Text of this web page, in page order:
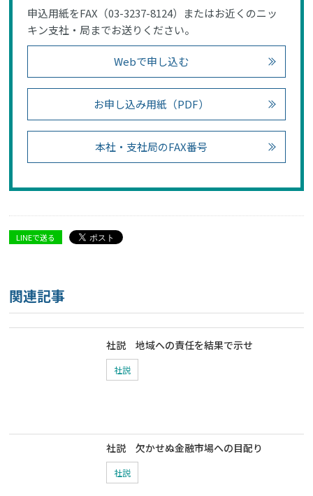
申込用紙をFAX（03-3237-8124）またはお近くのニッ
キン支社・局までお送りください。
Webで申し込む
お申し込み用紙（PDF）
本社・支社局のFAX番号
LINEで送る
関連記事
社説 地域への責任を結果で示せ
社説
社説 欠かせぬ金融市場への目配り
社説